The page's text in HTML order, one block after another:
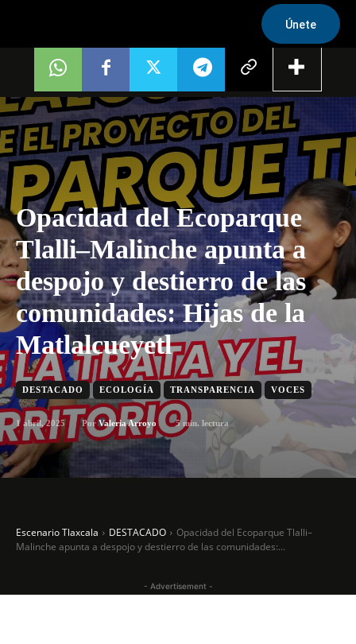
Únete
Opacidad del Ecoparque
Tlalli–Malinche apunta a
despojo y destierro de las
comunidades: Hijas de la
Matlalcueyetl
DESTACADO ECOLOGÍA TRANSPARENCIA VOCES
1 abril, 2025 Por Valeria Arroyo 5 min. lectura
Escenario Tlaxcala DESTACADO
Opacidad del Ecoparque Tlalli–
Malinche apunta a despojo y destierro de las comunidades:...
- Advertisement -